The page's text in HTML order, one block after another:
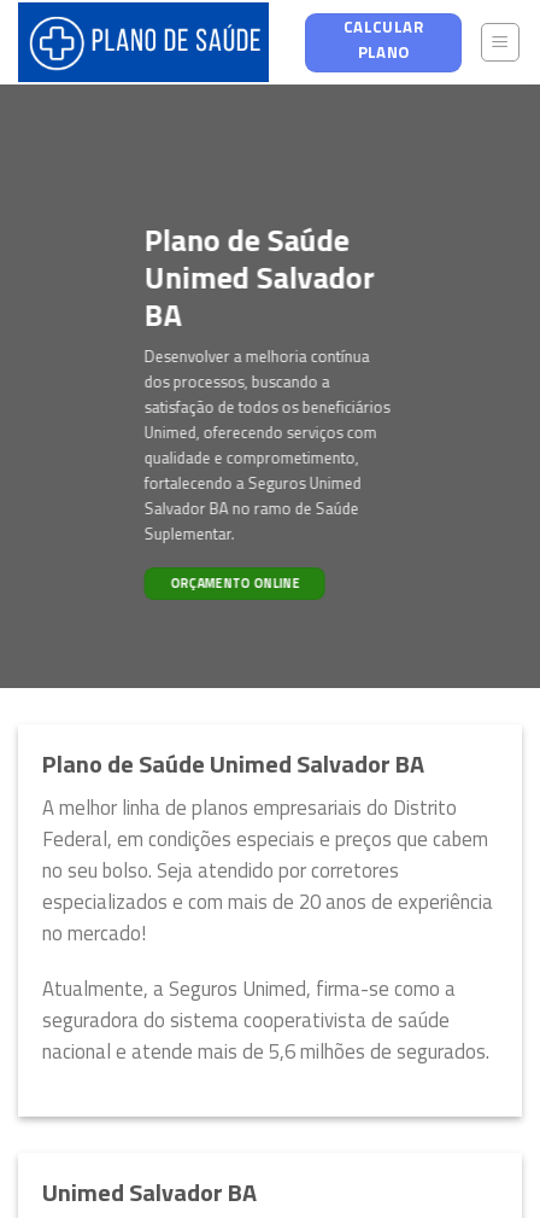
content
CALCULAR
PLANO
Plano de Saúde
Unimed Salvador
BA
Desenvolver a melhoria contínua
dos processos, buscando a
satisfação de todos os beneficiários
Unimed, oferecendo serviços com
qualidade e comprometimento,
fortalecendo a Seguros Unimed
Salvador BA no ramo de Saúde
Suplementar.
ORÇAMENTO ONLINE
Plano de Saúde Unimed Salvador BA
A melhor linha de planos empresariais do Distrito
Federal, em condições especiais e preços que cabem
no seu bolso. Seja atendido por corretores
especializados e com mais de 20 anos de experiência
no mercado!
Atualmente, a Seguros Unimed, firma-se como a
seguradora do sistema cooperativista de saúde
nacional e atende mais de 5,6 milhões de segurados.
Unimed Salvador BA